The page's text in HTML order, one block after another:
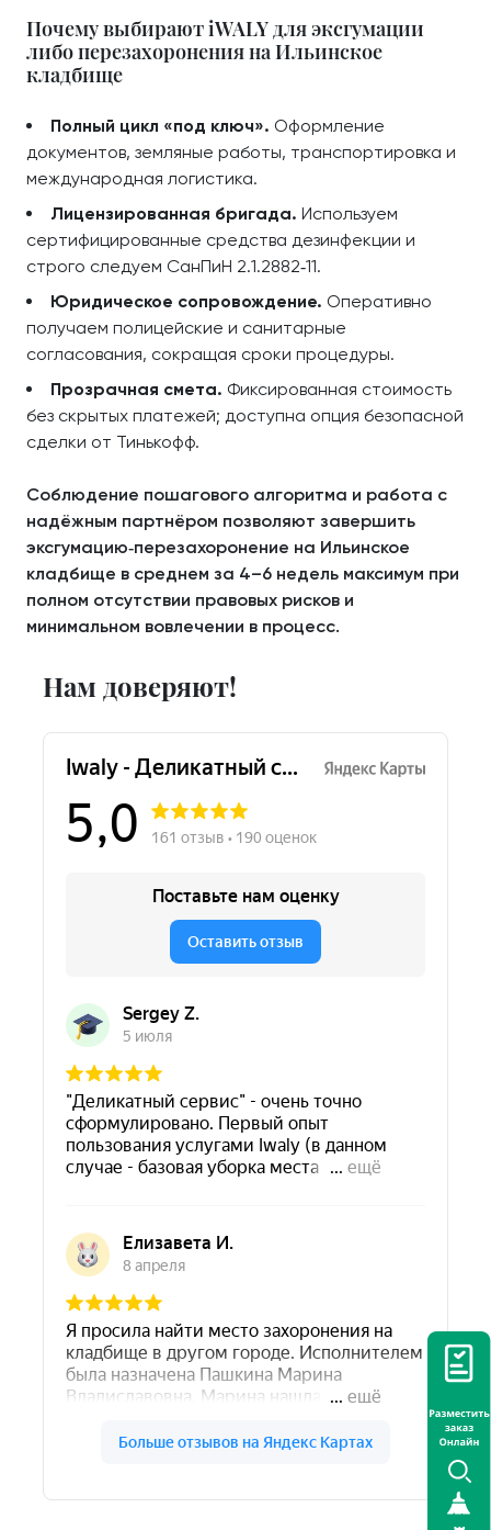
Почему выбирают iWALY для эксгумации
либо перезахоронения на Ильинское
кладбище
Полный цикл «под ключ». Оформление
документов, земляные работы, транспортировка и
международная логистика.
Лицензированная бригада. Используем
сертифицированные средства дезинфекции и
строго следуем СанПиН 2.1.2882‑11.
Юридическое сопровождение. Оперативно
получаем полицейские и санитарные
согласования, сокращая сроки процедуры.
Прозрачная смета. Фиксированная стоимость
без скрытых платежей; доступна опция безопасной
сделки от Тинькофф.
Соблюдение пошагового алгоритма и работа с
надёжным партнёром позволяют завершить
эксгумацию‑перезахоронение на Ильинское
кладбище в среднем за 4–6 недель максимум при
полном отсутствии правовых рисков и
минимальном вовлечении в процесс.
Нам доверяют!